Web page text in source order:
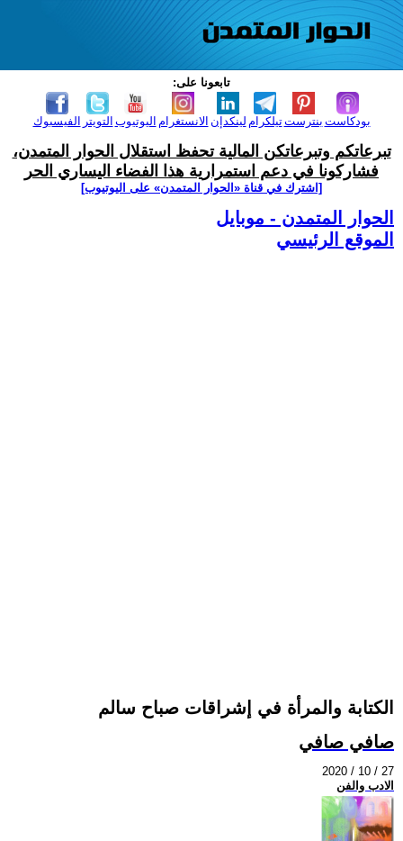
تابعونا على:
الفيسبوك التويتر اليوتيوب الانستغرام لينكدإن تيلكرامبنترست بودكاست
تبرعاتكم وتبرعاتكن المالية تحفظ استقلال الحوار المتمدن،
فشاركونا في دعم استمرارية هذا الفضاء اليساري الحر
[اشترك في قناة ‫«الحوار المتمدن» على اليوتيوب]
الحوار المتمدن - موبايل
الموقع الرئيسي
الكتابة والمرأة في إشراقات صباح سالم
صافي صافي
2020 / 10 / 27
الادب والفن